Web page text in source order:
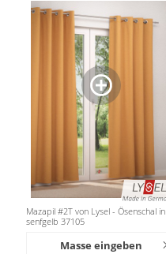
Mazapil #2T von Lysel - Ösenschal in
senfgelb 37105
Masse eingeben